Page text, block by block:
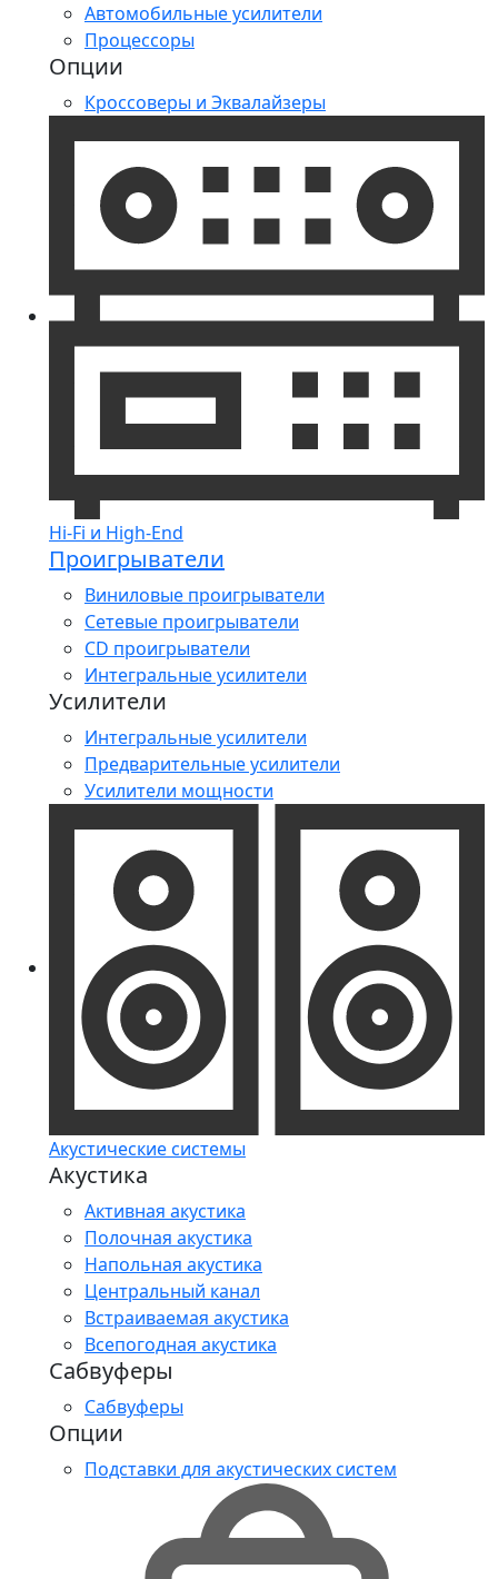
Автомобильные усилители
Процессоры
Опции
Кроссоверы и Эквалайзеры
Hi-Fi и High-End
Проигрыватели
Виниловые проигрыватели
Сетевые проигрыватели
CD проигрыватели
Интегральные усилители
Усилители
Интегральные усилители
Предварительные усилители
Усилители мощности
Акустические системы
Акустика
Активная акустика
Полочная акустика
Напольная акустика
Центральный канал
Встраиваемая акустика
Всепогодная акустика
Сабвуферы
Сабвуферы
Опции
Подставки для акустических систем